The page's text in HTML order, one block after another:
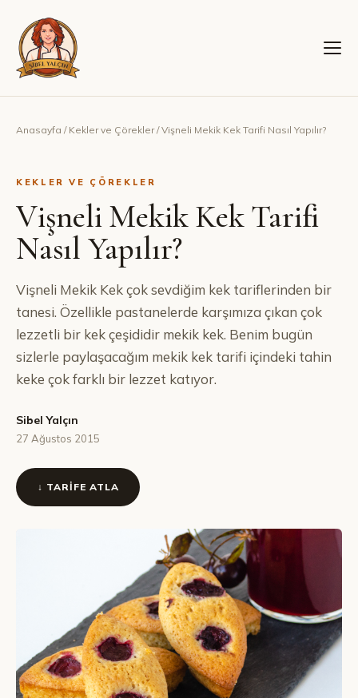
Anasayfa / Kekler ve Çörekler/Vişneli Mekik Kek Tarifi Nasıl Yapılır?
KEKLER VE ÇÖREKLER
Vişneli Mekik Kek Tarifi
Nasıl Yapılır?
Vişneli Mekik Kek çok sevdiğim kek tariflerinden bir
tanesi. Özellikle pastanelerde karşımıza çıkan çok
lezzetli bir kek çeşididir mekik kek. Benim bugün
sizlerle paylaşacağım mekik kek tarifi içindeki tahin
keke çok farklı bir lezzet katıyor.
Sibel Yalçın
27 Ağustos 2015
↓ TARIFE ATLA